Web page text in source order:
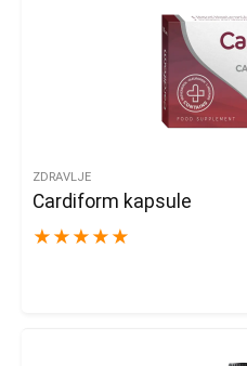
ZDRAVLJE
Cardiform kapsule
★ ★ ★ ★ ★